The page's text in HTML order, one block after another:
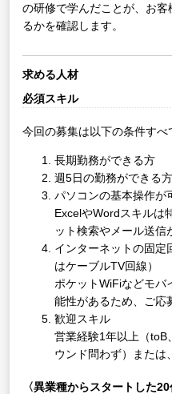
の研修で学んだことが、お
るかを確認します。
求める人材
必須スキル
今回の募集は以下の条件すべ
長期勤務ができる方
週5日の勤務ができる方
パソコンの基本操作が
ExcelやWordスキルは
ット検索やメール送信
インターネットの固定
はケーブルTV回線）
ポケットWiFiなどモバ
能性があるため、ご応
歓迎スキル
営業経験1年以上（toB
ウンド問わず）または
〈異業種からスタートした